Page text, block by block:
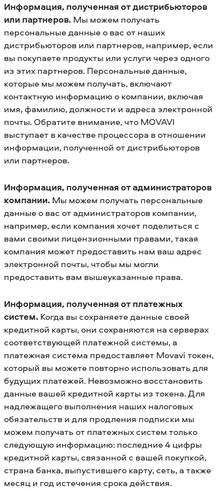
Информация, полученная от дистрибьюторов
или партнеров. Мы можем получать
персональные данные о вас от наших
дистрибьюторов или партнеров, например, если
вы покупаете продукты или услуги через одного
из этих партнеров. Персональные данные,
которые мы можем получать, включают
контактную информацию о компании, включая
имя, фамилию, должности и адреса электронной
почты. Обратите внимание, что MOVAVI
выступает в качестве процессора в отношении
информации, полученной от дистрибьюторов
или партнеров.
Информация, полученная от администраторов
компании. Мы можем получать персональные
данные о вас от администраторов компании,
например, если компания хочет поделиться с
вами своими лицензионными правами, такая
компания может предоставить нам ваш адрес
электронной почты, чтобы мы могли
предоставить вам вышеуказанные права.
Информация, полученная от платежных
систем. Когда вы сохраняете данные своей
кредитной карты, они сохраняются на серверах
соответствующей платежной системы, а
платежная система предоставляет Movavi токен,
который вы можете повторно использовать для
будущих платежей. Невозможно восстановить
данные вашей кредитной карты из токена. Для
надлежащего выполнения наших налоговых
обязательств и для продления подписки мы
можем получать от платежных систем только
следующую информацию: последние 4 цифры
кредитной карты, связанной с вашей покупкой,
страна банка, выпустившего карту, сеть, а также
месяц и год истечения срока действия.